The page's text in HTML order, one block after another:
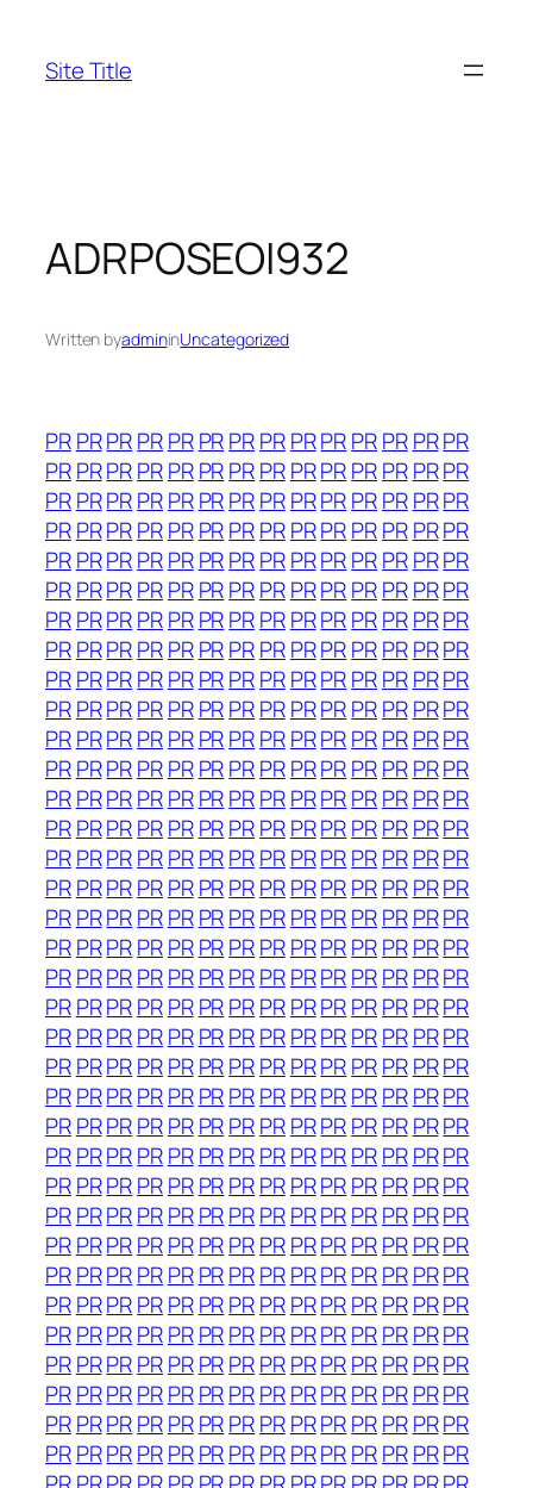
content
Site Title
ADRPOSEOI932
Written byadmininUncategorized
PRPRPRPRPR PRPRPRPRPRPRPR PRPR
PRPRPRPRPR PRPRPRPRPRPRPR PRPR
PRPRPRPRPR PRPRPRPRPRPRPR PRPR
PRPRPRPRPR PRPRPRPRPRPRPR PRPR
PRPRPRPRPR PRPRPRPRPRPRPR PRPR
PRPRPRPRPR PRPRPRPRPRPRPR PRPR
PRPRPRPRPR PRPRPRPRPRPRPR PRPR
PRPRPRPRPR PRPRPRPRPRPRPR PRPR
PRPRPRPRPR PRPRPRPRPRPRPR PRPR
PRPRPRPRPR PRPRPRPRPRPRPR PRPR
PRPRPRPRPR PRPRPRPRPRPRPR PRPR
PRPRPRPRPR PRPRPRPRPRPRPR PRPR
PRPRPRPRPR PRPRPRPRPRPRPR PRPR
PRPRPRPRPR PRPRPRPRPRPRPR PRPR
PRPRPRPRPR PRPRPRPRPRPRPR PRPR
PRPRPRPRPR PRPRPRPRPRPRPR PRPR
PRPRPRPRPR PRPRPRPRPRPRPR PRPR
PRPRPRPRPR PRPRPRPRPRPRPR PRPR
PRPRPRPRPR PRPRPRPRPRPRPR PRPR
PRPRPRPRPR PRPRPRPRPRPRPR PRPR
PRPRPRPRPR PRPRPRPRPRPRPR PRPR
PRPRPRPRPR PRPRPRPRPRPRPR PRPR
PRPRPRPRPR PRPRPRPRPRPRPR PRPR
PRPRPRPRPR PRPRPRPRPRPRPR PRPR
PRPRPRPRPR PRPRPRPRPRPRPR PRPR
PRPRPRPRPR PRPRPRPRPRPRPR PRPR
PRPRPRPRPR PRPRPRPRPRPRPR PRPR
PRPRPRPRPR PRPRPRPRPRPRPR PRPR
PRPRPRPRPR PRPRPRPRPRPRPR PRPR
PRPRPRPRPR PRPRPRPRPRPRPR PRPR
PRPRPRPRPR PRPRPRPRPRPRPR PRPR
PRPRPRPRPR PRPRPRPRPRPRPR PRPR
PRPRPRPRPR PRPRPRPRPRPRPR PRPR
PRPRPRPRPR PRPRPRPRPRPRPR PRPR
PRPRPRPRPR PRPRPRPRPRPRPR PRPR